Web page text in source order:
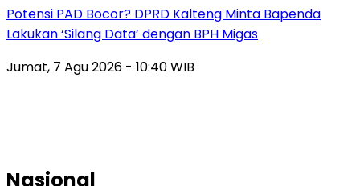
Potensi PAD Bocor? DPRD Kalteng Minta Bapenda
Lakukan ‘Silang Data’ dengan BPH Migas
Jumat, 7 Agu 2026 - 10:40 WIB
Nasional